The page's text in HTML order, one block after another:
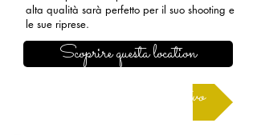
alta qualità sarà perfetto per il suo shooting e
le sue riprese.
Scoprire questa location
Richiedere un preventivo